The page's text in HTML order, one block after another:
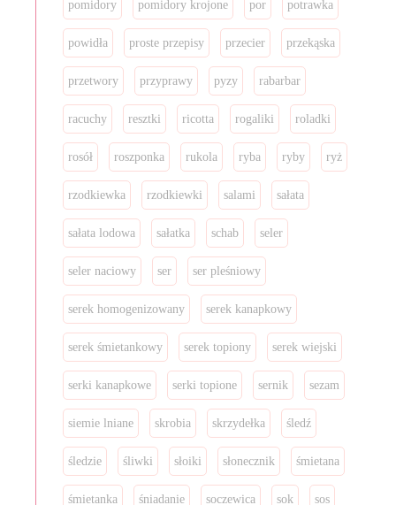
pomidory pomidory krojone por potrawka
powidła proste przepisy przecier przekąska
przetwory przyprawy pyzy rabarbar
racuchy resztki ricotta rogaliki roladki
rosół roszponka rukola ryba ryby ryż
rzodkiewka rzodkiewki salami sałata
sałata lodowa sałatka schab seler
seler naciowy ser ser pleśniowy
serek homogenizowany serek kanapkowy
serek śmietankowy serek topiony serek wiejski
serki kanapkowe serki topione sernik sezam
siemie lniane skrobia skrzydełka śledź
śledzie śliwki słoiki słonecznik śmietana
śmietanka śniadanie soczewica sok sos